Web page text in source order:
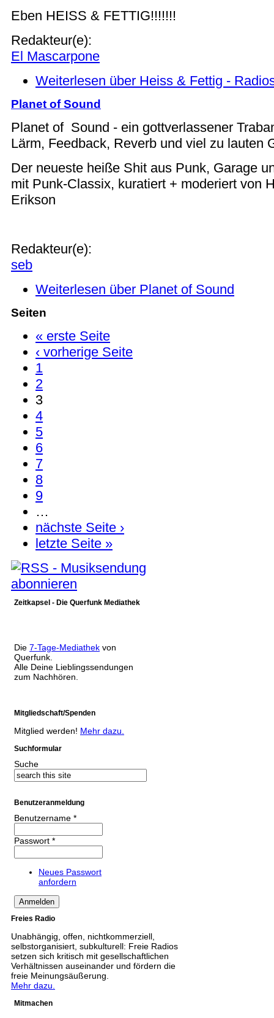
Eben HEISS & FETTIG!!!!!!!
Redakteur(e):
El Mascarpone
Weiterlesen über Heiss & Fettig -
Planet of Sound
Planet of Sound - ein gottverlassener
Lärm, Feedback, Reverb und viel zu lauten
Der neueste heiße Shit aus Punk, Garage
mit Punk-Classix, kuratiert + moderiert von
Erikson
Redakteur(e):
seb
Weiterlesen über Planet of Sound
Seiten
« erste Seite
‹ vorherige Seite
1
2
3
4
5
6
7
8
9
…
nächste Seite ›
letzte Seite »
Zeitkapsel - Die Querfunk Mediathek
Die 7-Tage-Mediathek von
Querfunk.
Alle Deine Lieblingssendungen
zum Nachhören.
Mitgliedschaft/Spenden
Mitglied werden! Mehr dazu.
Suchformular
Suche
Benutzeranmeldung
Benutzername *
Passwort *
Neues Passwort
anfordern
Freies Radio
Unabhängig, offen, nichtkommerziell,
selbstorganisiert, subkulturell: Freie Radios
setzen sich kritisch mit gesellschaftlichen
Verhältnissen auseinander und fördern die
freie Meinungsäußerung.
Mehr dazu.
Mitmachen